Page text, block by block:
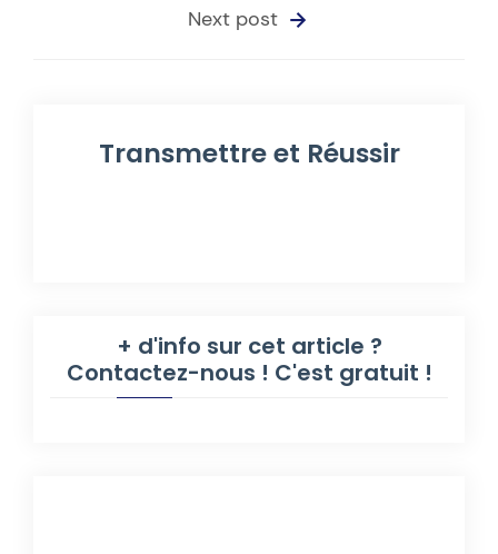
Next post
Transmettre et Réussir
+ d'info sur cet article ?
Contactez-nous ! C'est gratuit !